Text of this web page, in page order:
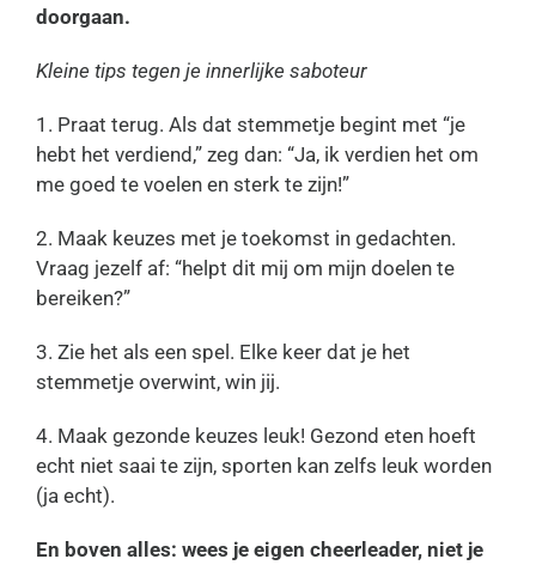
doorgaan.
Kleine tips tegen je innerlijke saboteur
1. Praat terug. Als dat stemmetje begint met “je
hebt het verdiend,” zeg dan: “Ja, ik verdien het om
me goed te voelen en sterk te zijn!”
2. Maak keuzes met je toekomst in gedachten.
Vraag jezelf af: “helpt dit mij om mijn doelen te
bereiken?”
3. Zie het als een spel. Elke keer dat je het
stemmetje overwint, win jij.
4. Maak gezonde keuzes leuk! Gezond eten hoeft
echt niet saai te zijn, sporten kan zelfs leuk worden
(ja echt).
En boven alles: wees je eigen cheerleader, niet je